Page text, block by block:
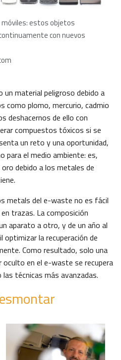
estos objetos
con nuevos
material peligroso debido a
como plomo, mercurio, cadmio
deshacernos de ello con
compuestos tóxicos si se
un reto y una oportunidad,
para el medio ambiente: es,
debido a los metales de
metals del e-waste no es fácil
trazas. La composición
aparato a otro, y de un año al
la recuperación de
Como resultado, solo una
oculto en el e-waste se recupera
técnicas más avanzadas.